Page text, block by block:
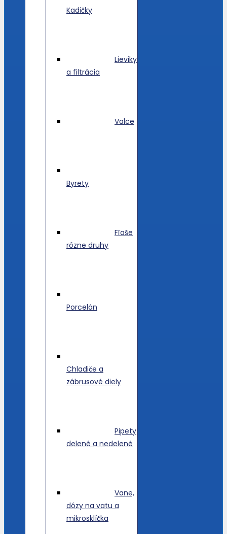
Kadičky
Lieviky
a filtrácia
Valce
Byrety
Fľaše
rôzne druhy
Porcelán
Chladiče a
zábrusové diely
Pipety
delené a nedelené
Vane,
dózy na vatu a
mikrosklíčka